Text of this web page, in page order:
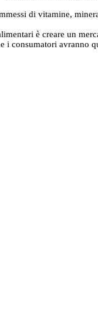
di vitamine,
è creare un
consumatori avranno